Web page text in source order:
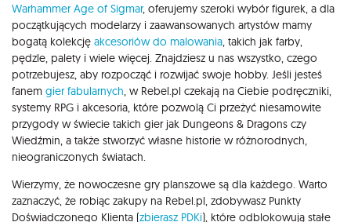
Warhammer Age of Sigmar, oferujemy szeroki wybór figurek, a dla
początkujących modelarzy i zaawansowanych artystów mamy
bogatą kolekcję akcesoriów do malowania, takich jak farby,
pędzle, palety i wiele więcej. Znajdziesz u nas wszystko, czego
potrzebujesz, aby rozpocząć i rozwijać swoje hobby. Jeśli jesteś
fanem gier fabularnych, w Rebel.pl czekają na Ciebie podręczniki,
systemy RPG i akcesoria, które pozwolą Ci przeżyć niesamowite
przygody w świecie takich gier jak Dungeons & Dragons czy
Wiedźmin, a także stworzyć własne historie w różnorodnych,
nieograniczonych światach.
Wierzymy, że nowoczesne gry planszowe są dla każdego. Warto
zaznaczyć, że robiąc zakupy na Rebel.pl, zdobywasz Punkty
Doświadczonego Klienta (zbierasz PDKi), które odblokowują stałe